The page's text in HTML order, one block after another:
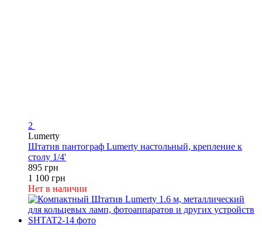
2
Lumerty
Штатив пантограф Lumerty настольный, крепление к
столу 1/4'
895 грн
1 100 грн
Нет в наличии